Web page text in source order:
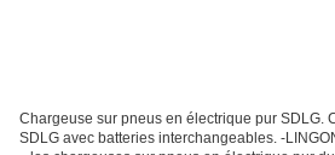
Chargeuse sur pneus en électrique pur SDLG.
SDLG avec batteries interchangeables. -